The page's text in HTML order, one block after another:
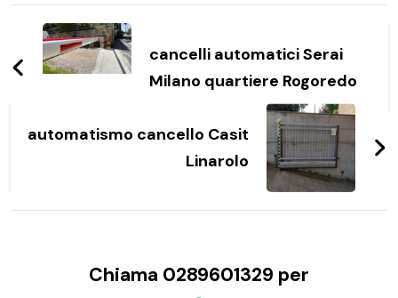
Navigazione
articoli
cancelli automatici Serai
Milano quartiere Rogoredo
automatismo cancello Casit
Linarolo
Chiama 0289601329 per